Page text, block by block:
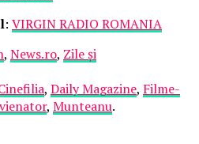
: VIRGIN RADIO ROMANIA
, News.ro, Zile și
, Daily Magazine, Filme-
, Munteanu.